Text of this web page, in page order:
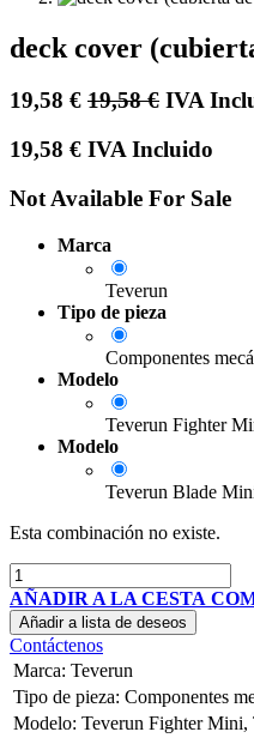
deck cover
19,58 € 19,58€ IVA
19,58 € IVA Incluido
Not Available For Sale
Marca
Teverun
Tipo de pieza
Componentes
Modelo
Teverun Fighter
Modelo
Teverun Blade
Esta combinación no existe.
AÑADIR A LA CESTA
Añadir a lista de deseos
Contáctenos
Marca: Teverun
Tipo de pieza: Componentes
Modelo: Teverun Fighter Mini,